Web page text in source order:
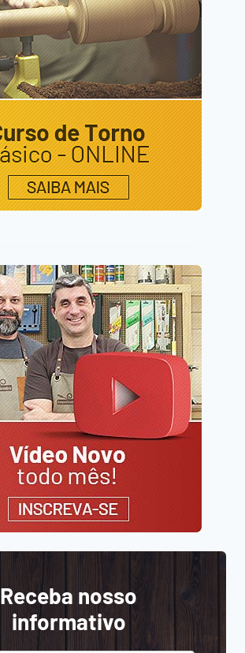
Receba nosso
informativo